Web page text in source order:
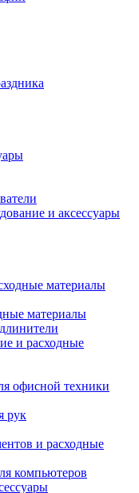
и аксессуары
материалы
материалы
и расходные
офисной техники
рук
и расходные
компьютеров